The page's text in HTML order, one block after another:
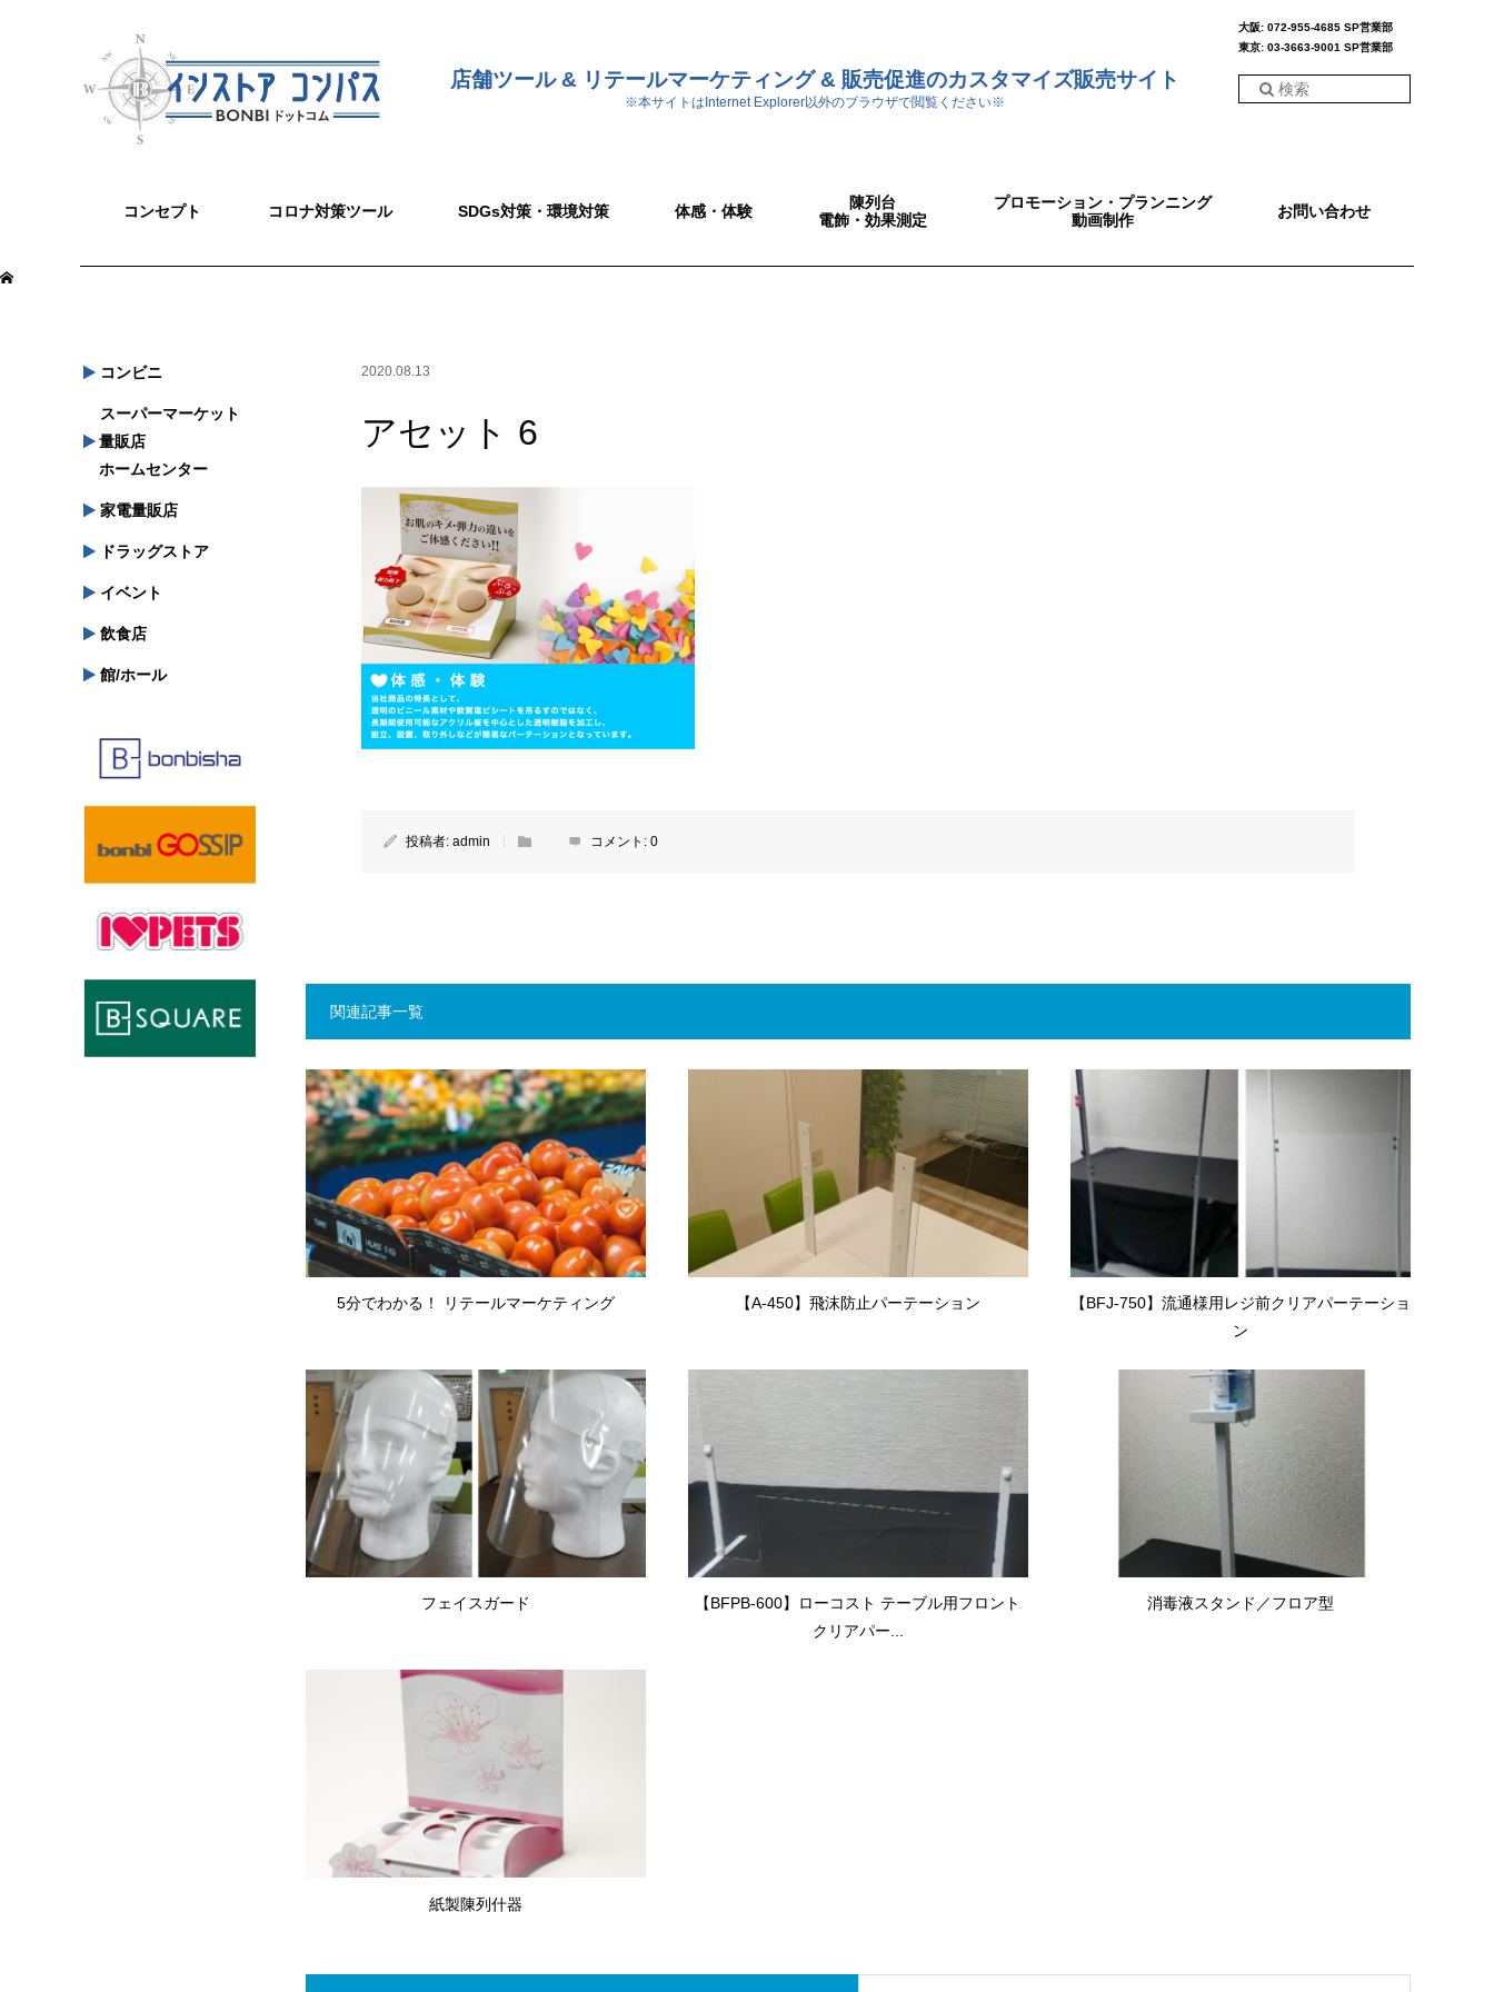
店舗ツール & リテールマーケティング & 販売促進のカスタマイズ販売サイト
※本サイトはInternet Explorer以外のブラウザで閲覧ください※
大阪: 072-955-4685 SP営業部
東京: 03-3663-9001 SP営業部
コンセプト コロナ対策ツール SDGs対策・環境対策 体感・体験
陳列台
電飾・効果測定
プロモーション・プランニング
動画制作
お問い合わせ
2020.08.13
アセット 6
投稿者: admin コメント: 0
関連記事一覧
5分でわかる！ リテールマーケティング 【A-450】飛沫防止パーテーション
【BFJ-750】流通様用レジ前クリアパーテーショ
ン
フェイスガード
【BFPB-600】ローコスト テーブル用フロント
クリアパー...
消毒液スタンド／フロア型
紙製陳列什器
コンビニ
スーパーマーケット
量販店
ホームセンター
家電量販店
ドラッグストア
イベント
飲食店
館/ホール